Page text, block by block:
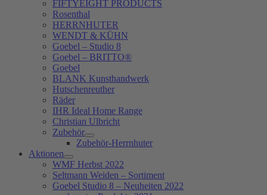
FIFTYEIGHT PRODUCTS
Rosenthal
HERRNHUTER
WENDT & KÜHN
Goebel – Studio 8
Goebel – BRITTO®
Goebel
BLANK Kunsthandwerk
Hutschenreuther
Räder
IHR Ideal Home Range
Christian Ulbricht
Zubehör
Zubehör-Herrnhuter
Aktionen
WMF Herbst 2022
Seltmann Weiden – Sortiment
Goebel Studio 8 – Neuheiten 2022